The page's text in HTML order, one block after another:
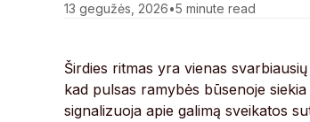
13 gegužės, 2026•5 minute read
Širdies ritmas yra vienas
kad pulsas ramybės būsenoje
signalizuoja apie galimą sveikatos